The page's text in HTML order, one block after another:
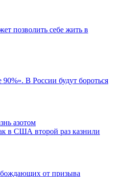
позволить себе жить в
90%». В России будут бороться
в США второй раз казнили